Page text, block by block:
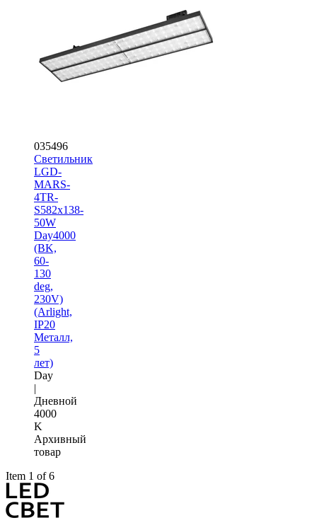
035496
Светильник
LGD-
MARS-
4TR-
S582x138-
50W
Day4000
(BK,
60-
130
deg,
230V)
(Arlight,
IP20
Металл,
5
лет)
Day
|
Дневной
4000
K
Архивный
товар
Item 1 of 6